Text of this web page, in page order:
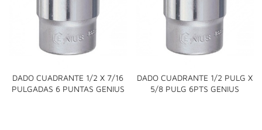
DADO CUADRANTE 1/2 X 7/16
PULGADAS 6 PUNTAS GENIUS
DADO CUADRANTE 1/2 PULG X
5/8 PULG 6PTS GENIUS